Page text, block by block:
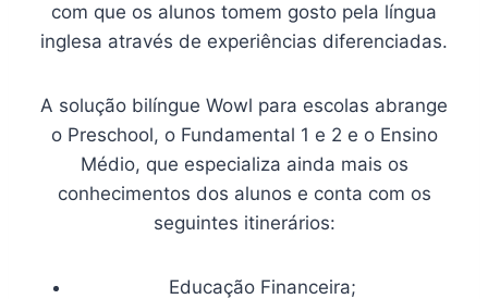
com que os alunos tomem gosto pela língua
inglesa através de experiências diferenciadas.
A solução bilíngue Wowl para escolas abrange
o Preschool, o Fundamental 1 e 2 e o Ensino
Médio, que especializa ainda mais os
conhecimentos dos alunos e conta com os
seguintes itinerários:
Educação Financeira;